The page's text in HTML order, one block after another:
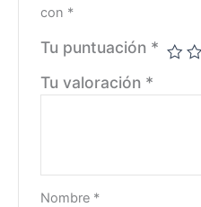
con *
Tu puntuación *
Tu valoración *
Nombre *